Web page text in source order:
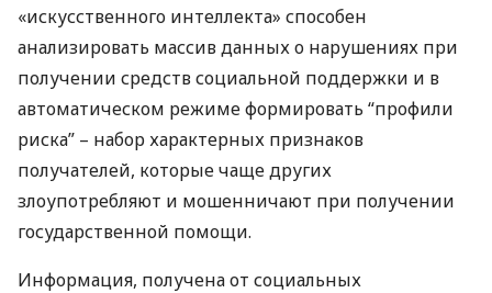
«искусственного интеллекта» способен
анализировать массив данных о нарушениях при
получении средств социальной поддержки и в
автоматическом режиме формировать “профили
риска” – набор характерных признаков
получателей, которые чаще других
злоупотребляют и мошенничают при получении
государственной помощи.
Информация, получена от социальных